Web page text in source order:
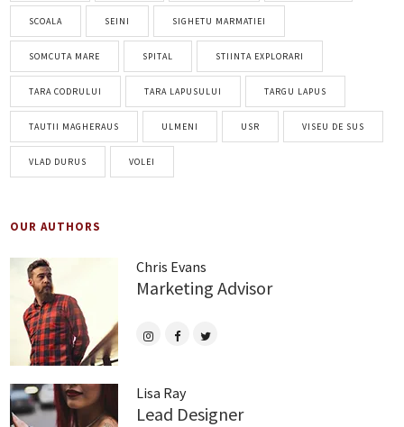
SCOALA SEINI SIGHETU MARMATIEI
SOMCUTA MARE SPITAL STIINTA EXPLORARI
TARA CODRULUI TARA LAPUSULUI TARGU LAPUS
TAUTII MAGHERAUS ULMENI USR VISEU DE SUS
VLAD DURUS VOLEI
OUR AUTHORS
Chris Evans
Marketing Advisor
Lisa Ray
Lead Designer